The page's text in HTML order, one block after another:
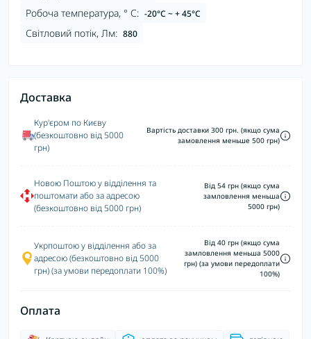
Робоча температура, ° С: -20°C ~ + 45°С
Світловий потік, Лм: 880
Доставка
Кур'єром по Києву
(безкоштовно від 5000
грн)
Вартість доставки 300 грн. (якщо сума
замовлення меньше 500 грн)
Новою Поштою у відділення та
поштомати або за адресою
(безкоштовно від 5000 грн)
Від 54 грн (якщо сума
замловлення меньша
5000 грн)
Укрпоштою у відділення або за
адресою (безкоштовно від 5000
грн) (за умови передоплати 100%)
Від 40 грн (якщо сума
замловлення меньша 5000
грн) (за умови передоплати
100%)
Оплата